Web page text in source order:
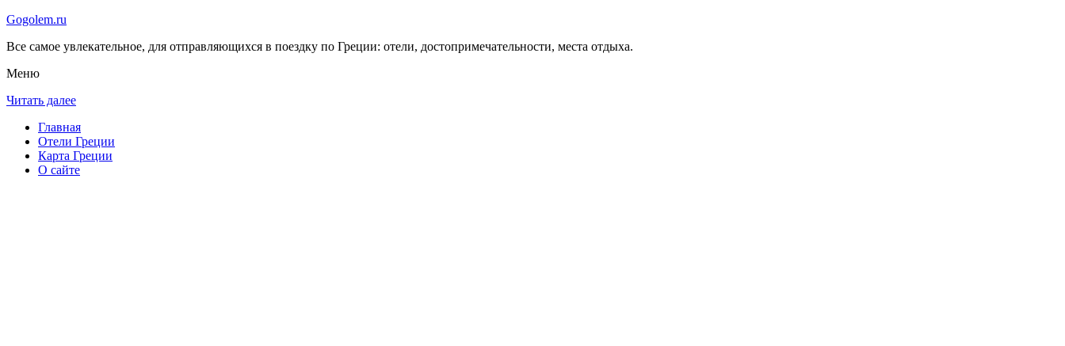
Gogolem.ru
Все самое увлекательное, для отправляющихся в поездку по Греции: отели, достопримечательности, места отдыха.
Меню
Читать далее
Главная
Отели Греции
Карта Греции
О сайте